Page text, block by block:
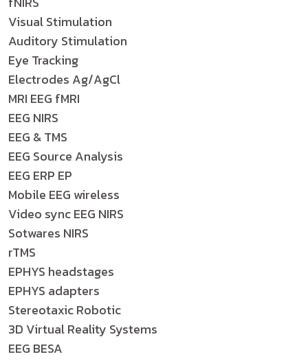
Visual Stimulation
Auditory Stimulation
Eye Tracking
Electrodes Ag/AgCl
MRI EEG fMRI
EEG NIRS
EEG & TMS
EEG Source Analysis
EEG ERP EP
Mobile EEG wireless
Video sync EEG NIRS
Sotwares NIRS
rTMS
EPHYS headstages
EPHYS adapters
Stereotaxic Robotic
3D Virtual Reality Systems
EEG BESA